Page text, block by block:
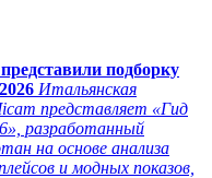
подборку
Итальянская
представляет «Гид
разработанный
на основе анализа
и модных показов,